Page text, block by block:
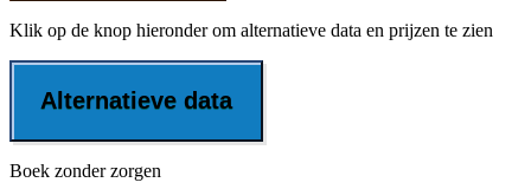
Klik op de knop hieronder om alternatieve data en prijzen te zien
Alternatieve data
Boek zonder zorgen